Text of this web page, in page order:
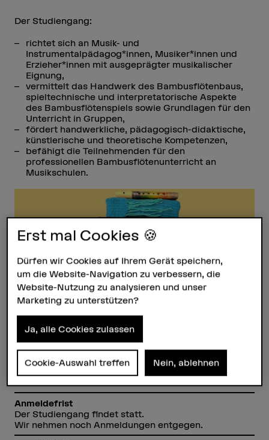
Der Studiengang:
richtet sich an Musik- und
Instrumentalpädagog*innen, Musiker*innen und
Erzieher*innen mit ausgeprägter musikalischer
Eignung,
vermittelt das Handwerk des Bambusflötenbaus,
spieltechnische und interpretatorische Aspekte
des Bambusflötenspiels sowie Grundlagen für den
Unterricht in Gruppen,
fördert handwerkliche, pädagogisch-didaktische,
künstlerische und theoretische Kompetenzen,
befähigt die Teilnehmenden für den
professionellen Bambusflötenunterricht an
Musikschulen.
Steckbrief
Certificate of Advanced Studies (CAS)
Anmeldefrist
Der Studiengang findet statt.
Wir nehmen noch Anmeldungen entgegen.
Erst mal Cookies 🍪
Dürfen wir Cookies auf Ihrem Gerät speichern,
um die Website-Navigation zu verbessern, die
Website-Nutzung zu analysieren und unser
Marketing zu unterstützen?
Ja, alle Cookies zulassen
Cookie-Auswahl treffen Nein, ablehnen